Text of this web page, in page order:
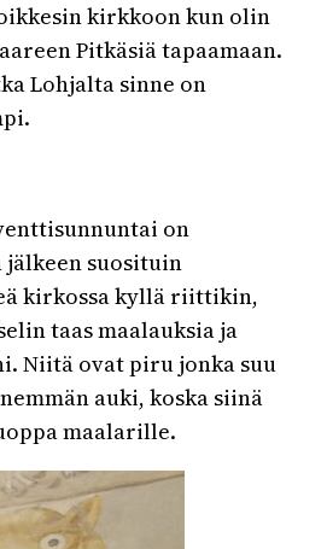
kirkkoon kun olin
Pitkäsiä tapaamaan.
Lohjalta sinne on
on
suosituin
kirkossa kyllä riittikin,
taas maalauksia ja
Niitä ovat piru jonka suu
auki, koska siinä
maalarille.